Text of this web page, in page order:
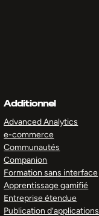
Additionnel
Advanced Analytics
e-commerce
Communautés
Companion
Formation sans interface
Apprentissage gamifié
Entreprise étendue
Publication d’applications